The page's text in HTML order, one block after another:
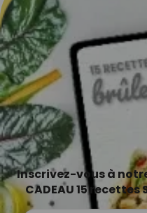
Inscrivez-vous à
CADEAU 15 recettes